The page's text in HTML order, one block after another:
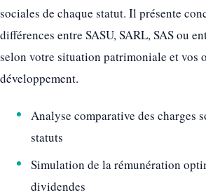
sociales de chaque statut. Il présente
différences entre SASU, SARL, SAS ou
selon votre situation patrimoniale et vos
développement.
Analyse comparative des charges
statuts
Simulation de la rémunération
dividendes